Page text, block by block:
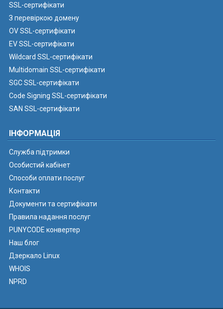
SSL-сертифікати
З перевіркою домену
OV SSL-сертифікати
EV SSL-сертифікати
Wildcard SSL-сертифікати
Multidomain SSL-сертифікати
SGC SSL-сертифікати
Code Signing SSL-сертифікати
SAN SSL-сертифікати
ІНФОРМАЦІЯ
Служба підтримки
Особистий кабінет
Способи оплати послуг
Контакти
Документи та сертифікати
Правила надання послуг
PUNYCODE конвертер
Наш блог
Дзеркало Linux
WHOIS
NPRD